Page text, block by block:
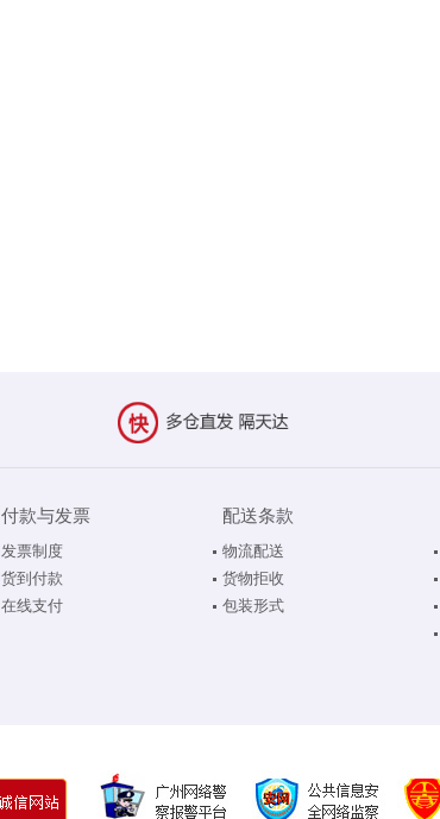
付款与发票
发票制度
货到付款
在线支付
配送条款
物流配送
货物拒收
包装形式